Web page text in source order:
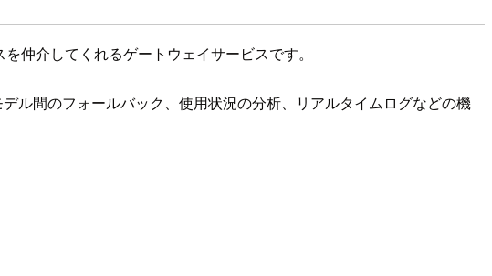
仲介してくれるゲートウェイサービスです。
ル間のフォールバック、使用状況の分析、リアルタイムログなどの機